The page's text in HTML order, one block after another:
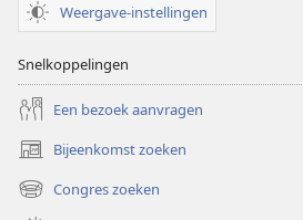
Weergave-instellingen
Snelkoppelingen
Een bezoek aanvragen
Bijeenkomst zoeken
(opent
nieuw
venster)
Congres zoeken
(opent